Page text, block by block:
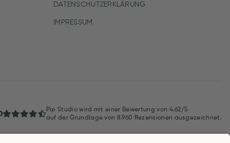
DATENSCHUTZERKLÄRUNG
IMPRESSUM
Pip Studio wird mit einer Bewertung von 4.62/5
auf der Grundlage von 8.960 Rezensionen ausgezeichnet.